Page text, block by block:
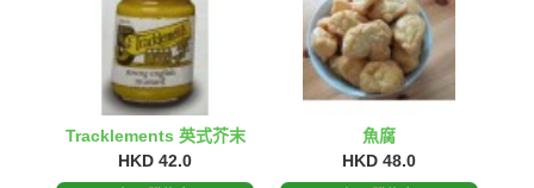
Tracklements 英式芥末
HKD 42.0
魚腐
HKD 48.0